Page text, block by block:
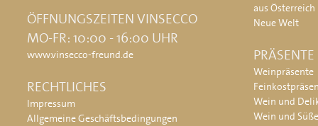
ÖFFNUNGSZEITEN VINSECCO
MO-FR: 10:00 - 16:00 UHR
www.vinsecco-freund.de
RECHTLICHES
Impressum
Allgemeine Geschäftsbedingungen
aus Österreich
Neue Welt
PRÄSENTE
Weinpräsente
Wein und
Wein und